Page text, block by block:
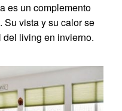
es un complemento
Su vista y su calor se
living en invierno.